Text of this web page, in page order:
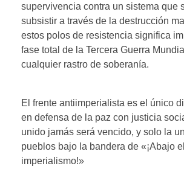
supervivencia contra un sistema que
subsistir a través de la destrucción
estos polos de resistencia significa
fase total de la Tercera Guerra
cualquier rastro de soberanía.
El frente antiimperialista es el único
en defensa de la paz con justicia
unido jamás será vencido, y solo la
pueblos bajo la bandera de «¡Abajo el
imperialismo!»